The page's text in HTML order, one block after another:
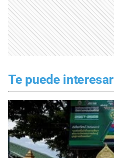
Te puede interesar